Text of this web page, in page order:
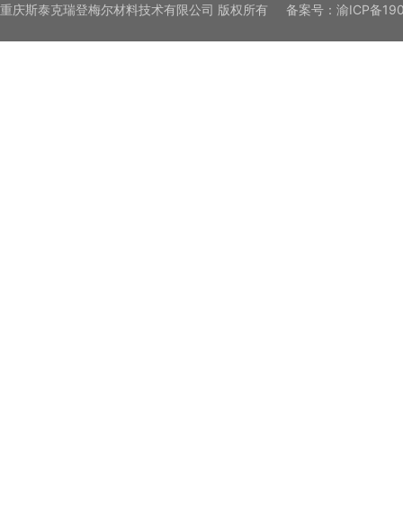
重庆斯泰克瑞登梅尔材料技术有限公司 版权所有 备案号： 渝ICP备